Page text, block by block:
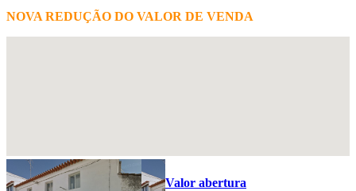
NOVA REDUÇÃO DO VALOR DE VENDA
Valor abertura